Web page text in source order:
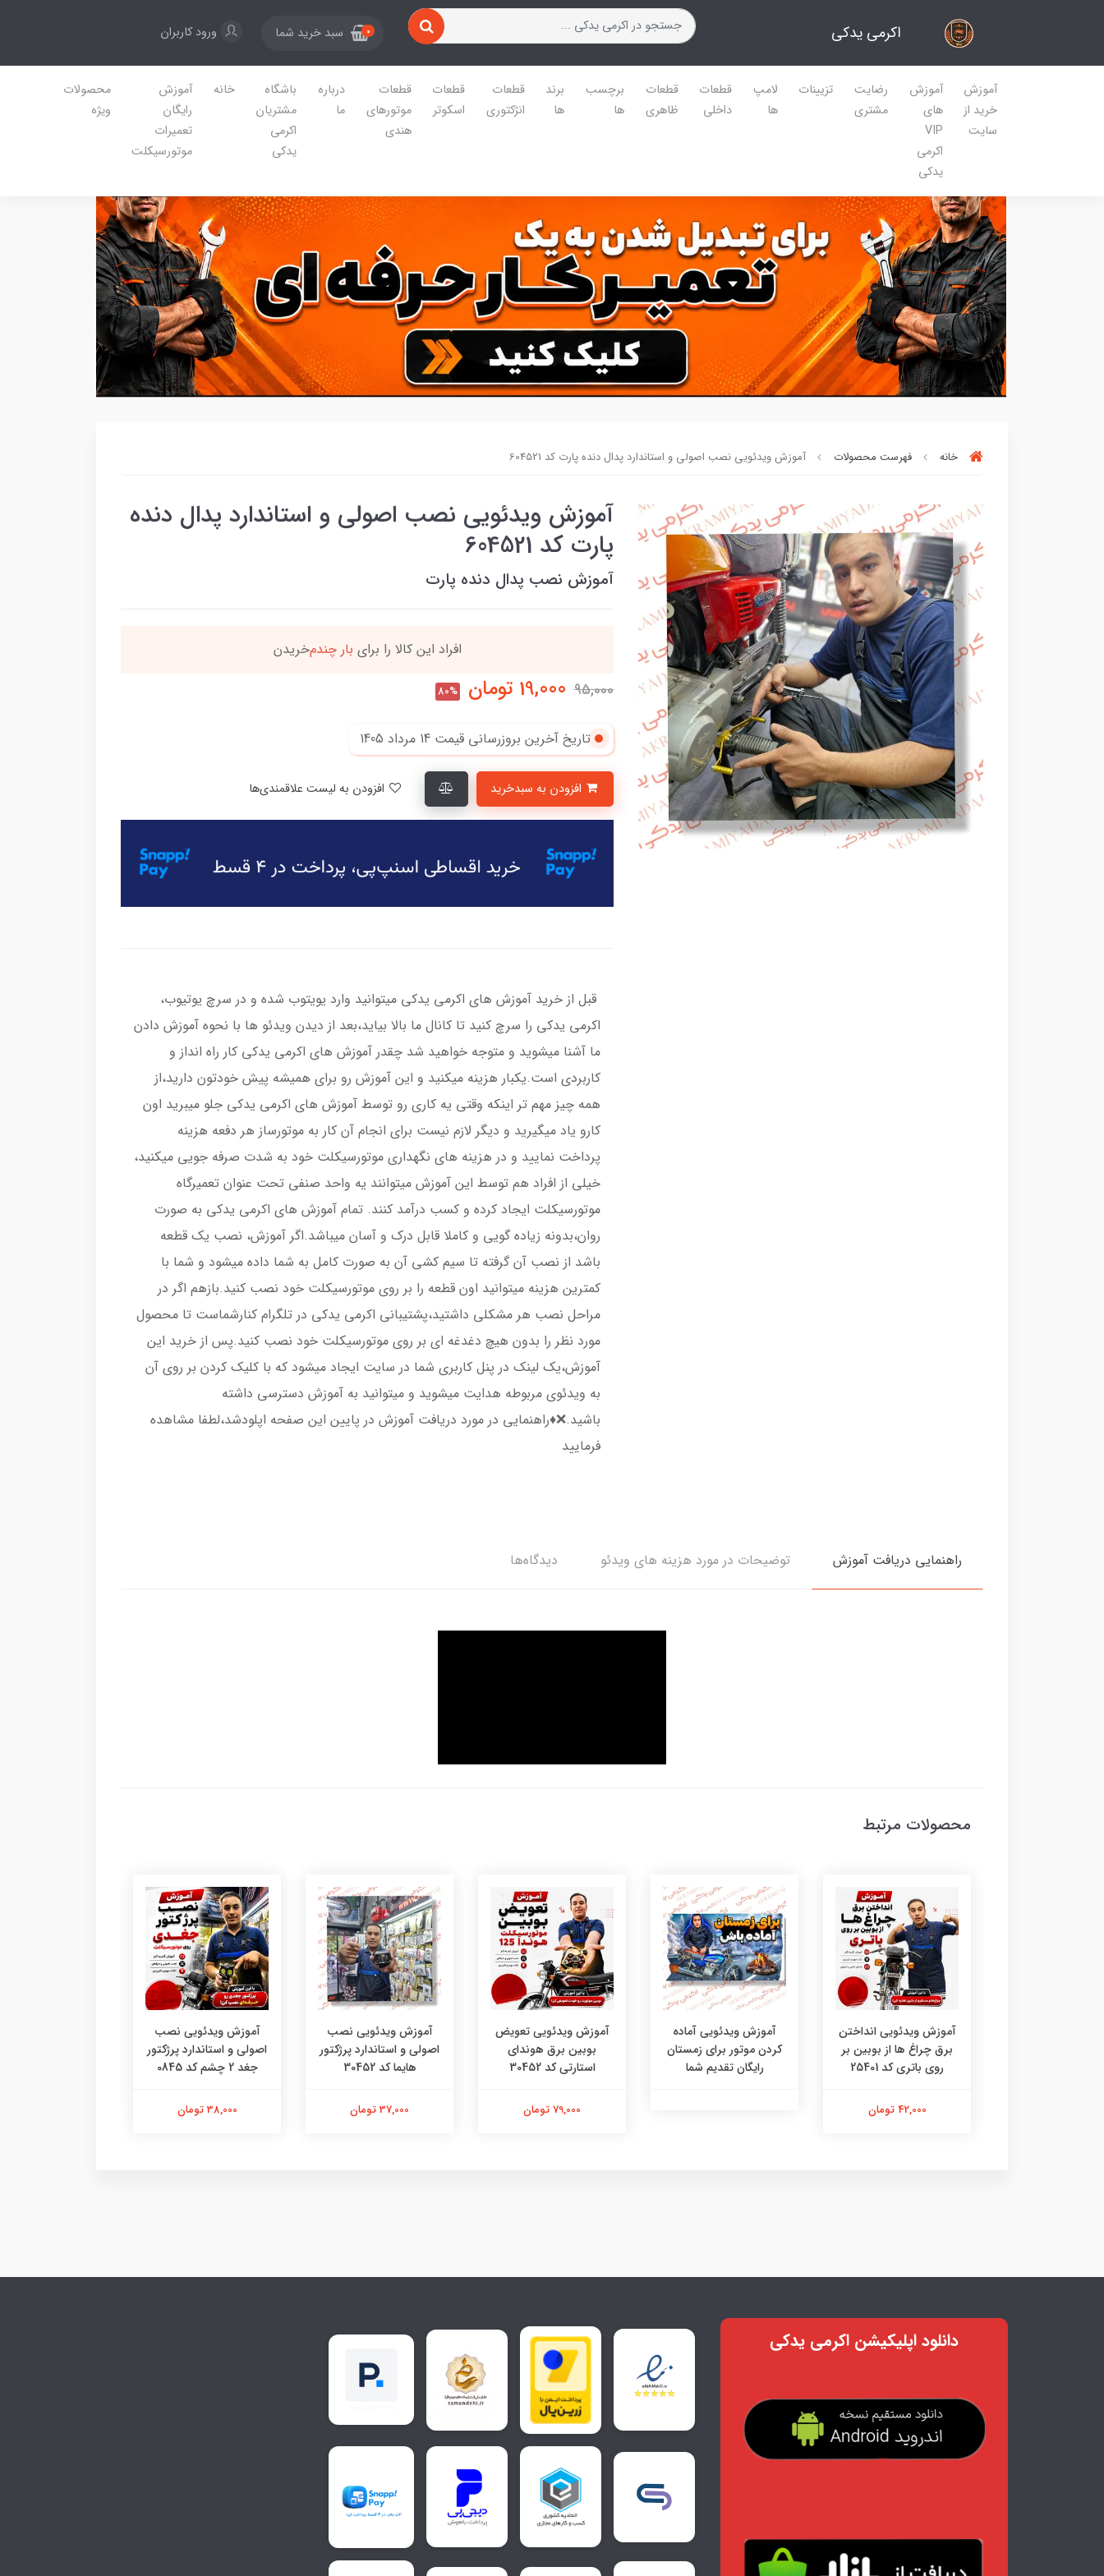
اکرمی یدکی 0 سبد خرید شما ورود کاربران
آموزش
خرید از
سایت
آموزش
های
VIP
اکرمی
یدکی
رضایت
مشتری
تزیینات
لامپ
ها
قطعات
داخلی
قطعات
ظاهری
برچسب
ها
برند
ها
قطعات
انژکتوری
قطعات
اسکوتر
قطعات
موتورهای
هندی
درباره
ما
باشگاه
مشتریان
اکرمی
یدکی
خانه
آموزش
رایگان
تعمیرات
موتورسیکلت
محصولات
ویژه
خانه فهرست محصولات آموزش ویدئویی نصب اصولی و استاندارد پدال دنده پارت کد 604521
آموزش ویدئویی نصب اصولی و استاندارد پدال دنده
پارت کد 604521
آموزش نصب پدال دنده پارت
افراد‌ این کالا را برایبار چندم‌خریدن 90٪ خریداران ،از این محصول راضی بودن
95,000
19,000 تومان 80%
تاریخ آخرین بروزرسانی قیمت 14 مرداد 1405
قبل از خرید آموزش های اکرمی یدکی میتوانید وارد یویتوب شده و در سرچ یوتیوب،
اکرمی یدکی را سرچ کنید تا کانال ما بالا بیاید،بعد از دیدن ویدئو ها با نحوه آموزش دادن
ما آشنا میشوید و متوجه خواهید شد چقدر آموزش های اکرمی یدکی کار راه انداز و
کاربردی است.یکبار هزینه میکنید و این آموزش رو برای همیشه پیش خودتون دارید،از
همه چیز مهم تر اینکه وقتی یه کاری رو توسط آموزش های اکرمی یدکی جلو میبرید اون
کارو یاد میگیرید و دیگر لازم نیست برای انجام آن کار به موتورساز هر دفعه هزینه
پرداخت نمایید و در هزینه های نگهداری موتورسیکلت خود به شدت صرفه جویی میکنید،
خیلی از افراد هم توسط این آموزش میتوانند یه واحد صنفی تحت عنوان تعمیرگاه
موتورسیکلت ایجاد کرده و کسب درآمد کنند. تمام آموزش های اکرمی یدکی به صورت
روان،بدونه زیاده گویی و کاملا قابل درک و آسان میباشد.اگر آموزش، نصب یک قطعه
باشد از نصب آن گرفته تا سیم کشی آن به صورت کامل به شما داده میشود و شما با
کمترین هزینه میتوانید اون قطعه را بر روی موتورسیکلت خود نصب کنید.بازهم اگر در
مراحل نصب هر مشکلی داشتید،پشتیبانی اکرمی یدکی در تلگرام کنارشماست تا محصول
مورد نظر را بدون هیچ دغدغه ای بر روی موتورسیکلت خود نصب کنید.پس از خرید این
آموزش،یک لینک در پنل کاربری شما در سایت ایجاد میشود که با کلیک کردن بر روی آن
به ویدئوی مربوطه هدایت میشوید و میتوانید به آموزش دسترسی داشته
باشید.❌♦️راهنمایی در مورد دریافت آموزش در پایین این صفحه اپلودشد،لطفا مشاهده
فرمایید
راهنمایی دریافت آموزش توضیحات در مورد هزینه های ویدئو دیدگاه‌ها
محصولات مرتبط
آموزش ویدئویی انداختن
برق چراغ ها از بوبین بر
روی باتری کد 25401
42,000 تومان
آموزش ویدئویی آماده
کردن موتور برای زمستان
رایگان تقدیم شما
آموزش ویدئویی تعویض
بوبین برق هوندای
استارتی کد 30452
79,000 تومان
آموزش ویدئویی نصب
اصولی و استاندارد پرژکتور
هایما کد 30452
37,000 تومان
آموزش ویدئویی نصب
اصولی و استاندارد پرژکتور
جغد 2 چشم کد 0845
38,000 تومان
دانلود اپلیکیشن اکرمی یدکی